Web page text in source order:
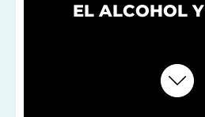
EL ALCOHOL